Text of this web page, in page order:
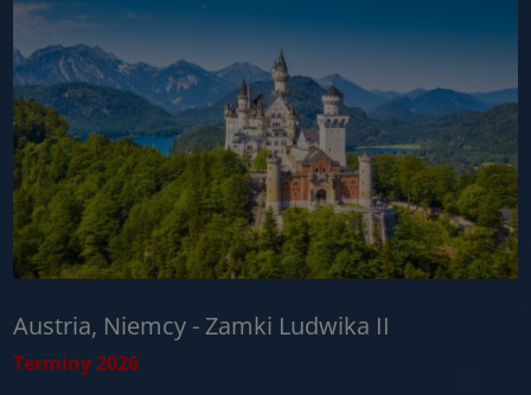
Austria, Niemcy - Zamki Ludwika II
Terminy 2026